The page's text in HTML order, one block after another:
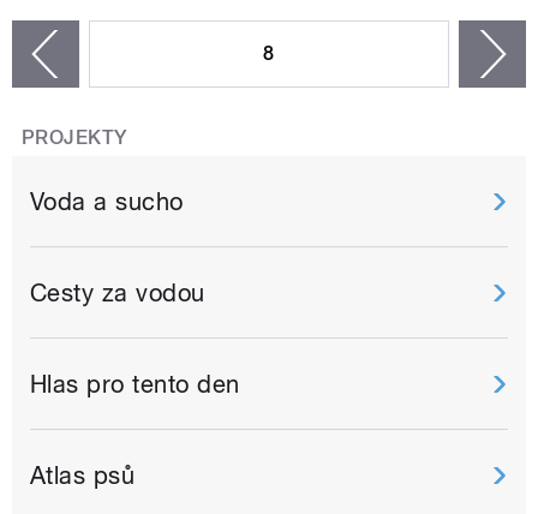
8
PROJEKTY
Voda a sucho
Cesty za vodou
Hlas pro tento den
Atlas psů